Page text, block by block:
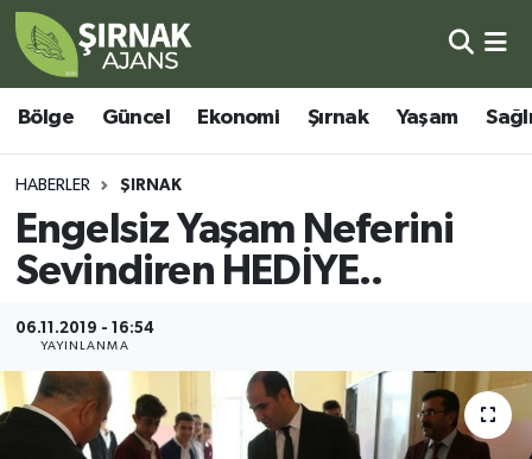
Bölge Güncel Ekonomi Şırnak Yaşam
HABERLER ŞIRNAK
Engelsiz Yaşam Neferini
Sevindiren HEDİYE..
06.11.2019 - 16:54
YAYINLANMA
Bölge
Güncel
Ekonomi
Şırnak
Yaşam
Sağlık
Eğitim
Şırnak Nöbetçi Eczaneler
Şırnak Hava Durumu
Şirnak Namaz Vakitleri
Şırnak Trafik Yoğunluk Haritası
Süper Lig Puan Durumu ve Fikstür
Tüm Manşetler
Son Dakika Haberleri